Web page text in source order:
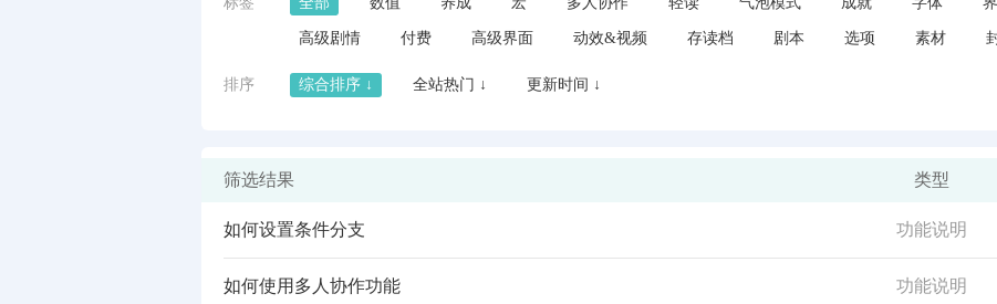
高级剧情 付费 高级界面 动效&视频 存读档 剧本 选项 素材
排序 综合排序 ↓ 全站热门 ↓ 更新时间 ↓
筛选结果 类型
如何设置条件分支 功能说明
如何使用多人协作功能 功能说明